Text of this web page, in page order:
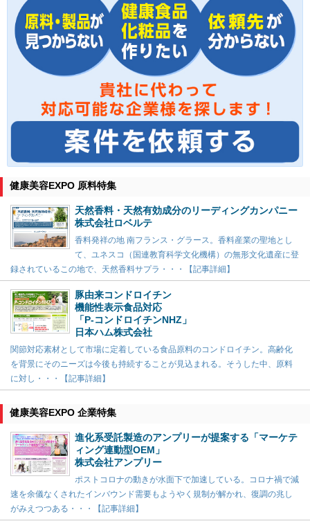
健康美容EXPO 原料特集
天然香料・天然有効成分のリーディングカンパニー
株式会社ロベルテ
香料発祥の地 南フランス・グラース。香料産業の聖地とし
て、ユネスコ（国連教育科学文化機構）の無形文化遺産に登
録されているこの地で、天然香料サプラ・・・【記事詳細】
豚由来コンドロイチン
機能性表示食品対応
「P-コンドロイチンNHZ」
日本ハム株式会社
関節対応素材として市場に定着している食品原料のコンドロイチン。高齢化
を背景にそのニーズは今後も持続することが見込まれる。そうした中、原料
に対し・・・【記事詳細】
健康美容EXPO 企業特集
進化系受託製造のアンプリーが提案する「マーケテ
ィング連動型OEM」
株式会社アンプリー
ポストコロナの動きが水面下で加速している。コロナ禍で減
速を余儀なくされたインバウンド需要もようやく規制が解かれ、復調の兆し
がみえつつある・・・【記事詳細】